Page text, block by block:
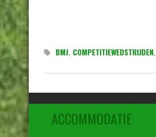
BMJ, COMPETITIEWEDSTRIJDEN,
ACCOMMODATIE